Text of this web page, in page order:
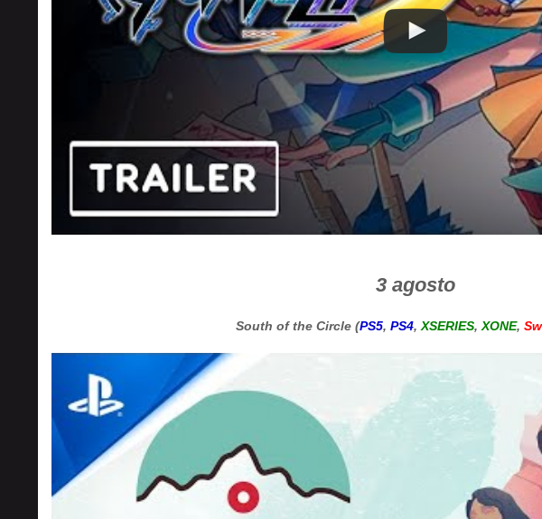
3 agosto
South of the Circle (PS5, PS4, XSERIES, XONE,